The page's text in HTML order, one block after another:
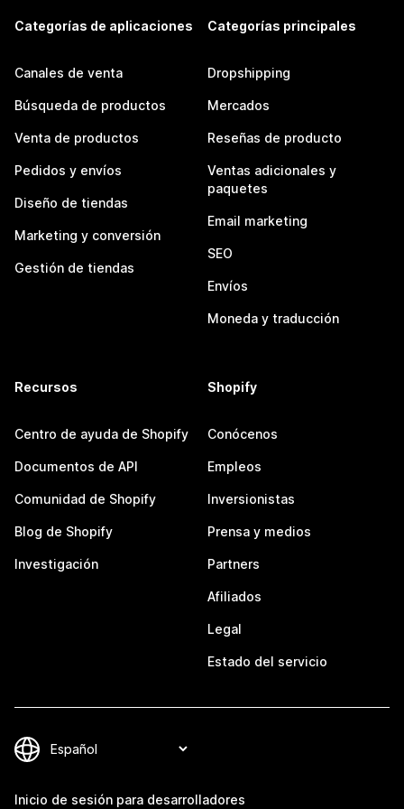
Categorías de aplicaciones
Canales de venta
Búsqueda de productos
Venta de productos
Pedidos y envíos
Diseño de tiendas
Marketing y conversión
Gestión de tiendas
Categorías principales
Dropshipping
Mercados
Reseñas de producto
Ventas adicionales y
paquetes
Email marketing
SEO
Envíos
Moneda y traducción
Recursos
Centro de ayuda de Shopify
Documentos de API
Comunidad de Shopify
Blog de Shopify
Investigación
Shopify
Conócenos
Empleos
Inversionistas
Prensa y medios
Partners
Afiliados
Legal
Estado del servicio
Inicio de sesión para desarrolladores